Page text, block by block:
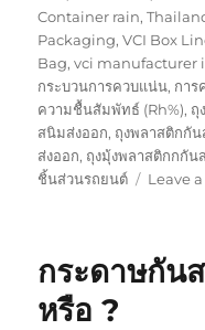
Container rain,
Packaging,VCI Box
Bag,vci manufacturer
กระบวนการควบแน่น, การ
ความชื้นสัมพัทธ์ (Rh%), ถุ
สนิมส่งออก, ถุงพลาสติกกั
ส่งออก, ถุงมุ้งพลาสติกกกัน
ชิ้นส่วนรถยนต์
Leave
กระดาษกัน
หรือ ?